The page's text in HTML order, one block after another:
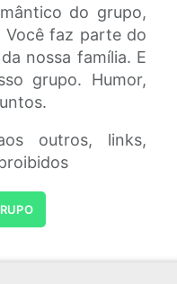
do grupo,
Você faz parte do
nossa família. E
grupo. Humor,
outros, links,